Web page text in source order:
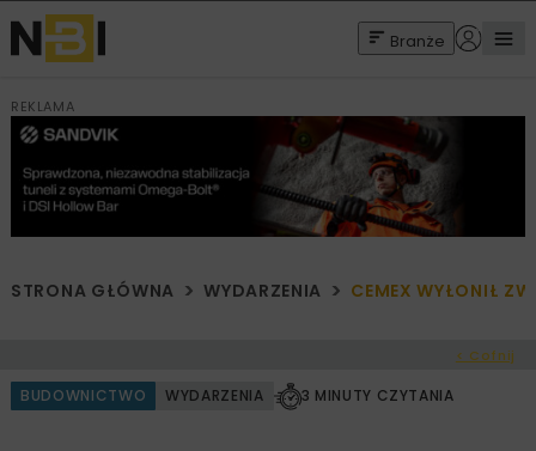
Branże
REKLAMA
STRONA GŁÓWNA WYDARZENIA CEMEX WYŁONIŁ
< Cofnij
BUDOWNICTWO WYDARZENIA 3 MINUTY CZYTANIA